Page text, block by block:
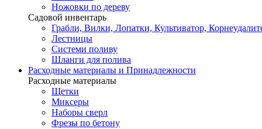
Ножовки по дереву
Садовой инвентарь
Грабли, Вилки, Лопатки, Культиватор,
Лестницы
Системи поливу
Шланги для полива
Расходные материалы и Принадлежности
Расходные материалы
Щетки
Миксеры
Наборы сверл
Фрезы по бетону